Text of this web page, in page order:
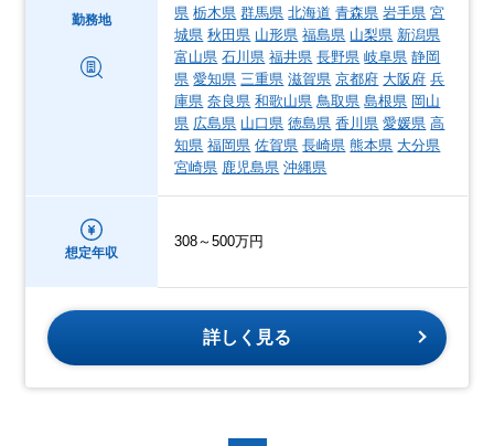
勤務地
県 栃木県 群馬県 北海道 青森県 岩手県 宮
城県 秋田県 山形県 福島県 山梨県 新潟県
富山県 石川県 福井県 長野県 岐阜県 静岡
県 愛知県 三重県 滋賀県 京都府 大阪府 兵
庫県 奈良県 和歌山県 鳥取県 島根県 岡山
県 広島県 山口県 徳島県 香川県 愛媛県 高
知県 福岡県 佐賀県 長崎県 熊本県 大分県
宮崎県 鹿児島県 沖縄県
想定年収
308～500万円
詳しく見る